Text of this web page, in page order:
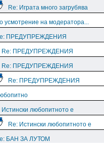
Re: Играта много загрубява
усмотрение на модератора...
ПРЕДУПРЕЖДЕНИЯ
Re: ПРЕДУПРЕЖДЕНИЯ
Re: ПРЕДУПРЕЖДЕНИЯ
Re: ПРЕДУПРЕЖДЕНИЯ
Истински любопитното е
Re: Истински любопитното е
БАН ЗА ЛУТОМ